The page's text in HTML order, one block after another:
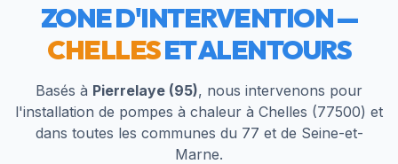
ZONE D'INTERVENTION —
CHELLESET ALENTOURS
Basés à Pierrelaye (95), nous intervenons pour
l'installation de pompes à chaleur à Chelles (77500) et
dans toutes les communes du 77 et de Seine-et-
Marne.